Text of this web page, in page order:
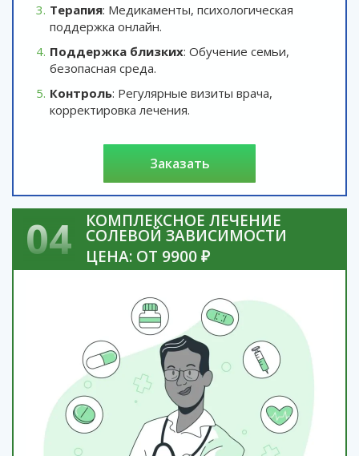
Терапия: Медикаменты, психологическая
поддержка онлайн.
Поддержка близких: Обучение семьи,
безопасная среда.
Контроль: Регулярные визиты врача,
корректировка лечения.
заказать
04 КОМПЛЕКСНОЕ ЛЕЧЕНИЕ
СОЛЕВОЙ ЗАВИСИМОСТИ
ЦЕНА: ОТ 9900 ₽